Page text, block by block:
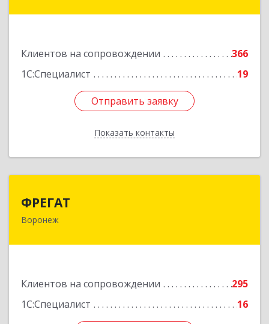
Клиентов на сопровождении
366
1С:Специалист
19
Отправить заявку
Показать контакты
Отправить заявку
Назад
ФРЕГАТ
Воронеж
Клиентов на сопровождении
295
1С:Специалист
16